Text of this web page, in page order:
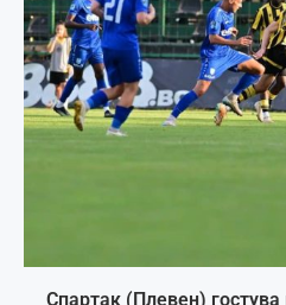
Спартак (Плевен) гостува